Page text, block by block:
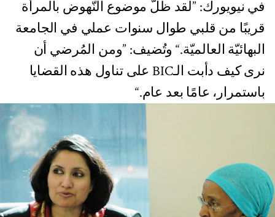
في نيويورك: ”لقد ظلّ موضوع النّهوض بالمرأة
قريبًا من قلبي طوال سنوات عملي في الجامعة
البهائيّة العالميّة.“ وتُضيف: ”ومن المُرضي أن
نرى كيف دأبت الـBIC على تناول هذه القضايا
باستمرار، عامًا بعد عام.“